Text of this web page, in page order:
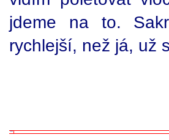
jdeme na to.
rychlejší, než já, už